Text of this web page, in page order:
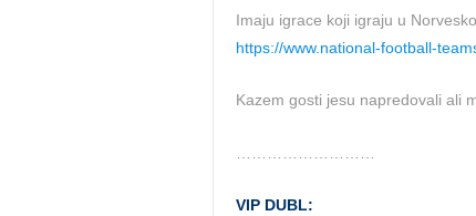
Imaju igrace koji igraju u
https://www.national-football-
Kazem gosti jesu napredovali ali
VIP DUBL: